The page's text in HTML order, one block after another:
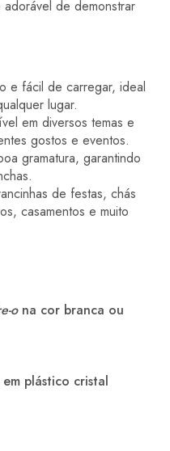
de demonstrar
e fácil de carregar, ideal
lugar.
em diversos temas e
gostos e eventos.
gramatura, garantindo
de festas, chás
casamentos e muito
ona cor branca ou
plástico cristal